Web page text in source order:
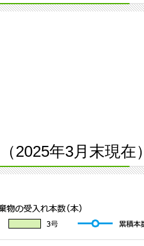
（2025年3月末現在